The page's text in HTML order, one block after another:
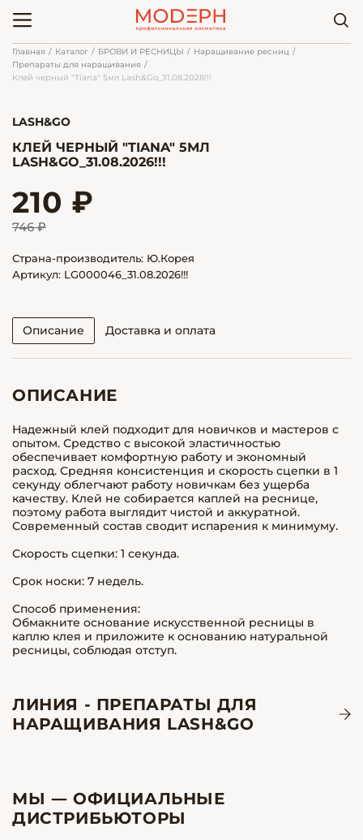
Главная Каталог БРОВИ И РЕСНИЦЫ
Наращивание ресниц
Препараты для наращивания
Клей черный "Tiana" 5мл Lash&Go_31.08.2026!!!
LASH&GO
КЛЕЙ ЧЕРНЫЙ "TIANA" 5МЛ
LASH&GO_31.08.2026!!!
210 ₽
746 ₽
Страна-производитель: Ю.Корея
Артикул: LG000046_31.08.2026!!!
Описание Доставка и оплата
ОПИСАНИЕ
Надежный клей подходит для новичков и мастеров с
опытом. Средство с высокой эластичностью
обеспечивает комфортную работу и экономный
расход. Средняя консистенция и скорость сцепки в 1
секунду облегчают работу новичкам без ущерба
качеству. Клей не собирается каплей на реснице,
поэтому работа выглядит чистой и аккуратной.
Современный состав сводит испарения к минимуму.
Скорость сцепки: 1 секунда.
Срок носки: 7 недель.
Способ применения:
Обмакните основание искусственной ресницы в
каплю клея и приложите к основанию натуральной
ресницы, соблюдая отступ.
ЛИНИЯ - ПРЕПАРАТЫ ДЛЯ
НАРАЩИВАНИЯ LASH&GO
МЫ — ОФИЦИАЛЬНЫЕ
ДИСТРИБЬЮТОРЫ